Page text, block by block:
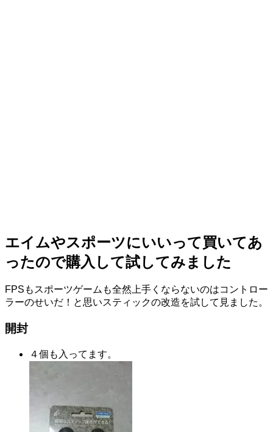
エイムやスポーツにいいって買いてあ
ったので購入して試してみました
FPSもスポーツゲームも全然上手くならないのはコントロー
ラーのせいだ！と思いスティックの改造を試して見ました。
開封
４個も入ってます。